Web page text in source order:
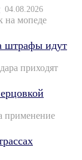
04.08.2026
на мопеде
штрафы идут
приходят
применение